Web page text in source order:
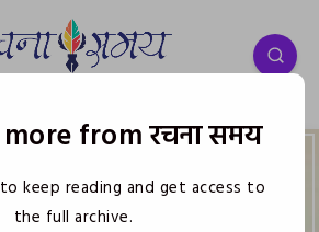
from रचना समय
keep reading and get access to
the full archive.